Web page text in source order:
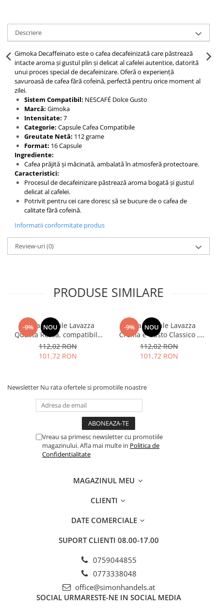
Descriere
Gimoka Decaffeinato este o cafea decafeinizată care păstrează
intacte aroma și gustul plin și delicat al cafelei autentice, datorită
unui proces special de decafeinizare. Oferă o experiență
savuroasă de cafea fără cofeină, perfectă pentru orice moment al
zilei.
Sistem Compatibil: NESCAFÉ Dolce Gusto
Marcă: Gimoka
Intensitate: 7
Categorie: Capsule Cafea Compatibile
Greutate Netă: 112 grame
Format: 16 Capsule
Ingrediente:
Cafea prăjită și măcinată, ambalată în atmosferă protectoare.
Caracteristici:
Procesul de decafeinizare păstrează aroma bogată și gustul
delicat al cafelei.
Potrivit pentru cei care doresc să se bucure de o cafea de
calitate fără cofeină.
Informatii conformitate produs
Review-uri(0)
PRODUSE SIMILARE
-9% NOU
Cafea capsule Lavazza
Qualita Rossa, compatibile
Nespresso, 80 buc
112,02 RON
101,72 RON
-9% NOU
Cafea capsule Lavazza
Crema e Gusto Classico ,
compatibile Nespresso, 80
buc
112,02 RON
101,72 RON
Newsletter Nu rata ofertele si promotiile noastre
Vreau sa primesc newsletter cu promotiile
magazinului. Afla mai multe in Politica de
Confidentialitate
MAGAZINUL MEU
CLIENTI
DATE COMERCIALE
SUPORT CLIENTI 08.00-17.00
0759044855
0773338048
office@simonhandels.at
SOCIAL URMARESTE-NE IN SOCIAL MEDIA